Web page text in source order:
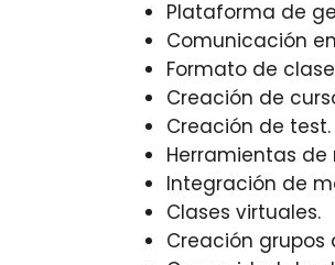
Plataforma de
Comunicación
Formato de
Creación de
Creación de test.
Herramientas
Integración de
Clases virtuales.
Creación grupos